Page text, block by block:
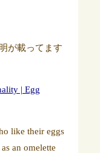
が載ってます
| Egg
like their eggs
an omelette